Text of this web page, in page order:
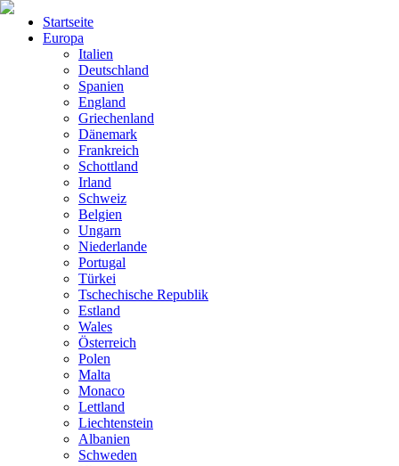
Startseite
Europa
Italien
Deutschland
Spanien
England
Griechenland
Dänemark
Frankreich
Schottland
Irland
Schweiz
Belgien
Ungarn
Niederlande
Portugal
Türkei
Tschechische Republik
Estland
Wales
Österreich
Polen
Malta
Monaco
Lettland
Liechtenstein
Albanien
Schweden